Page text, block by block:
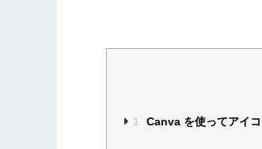
1 Canva を使ってアイコ